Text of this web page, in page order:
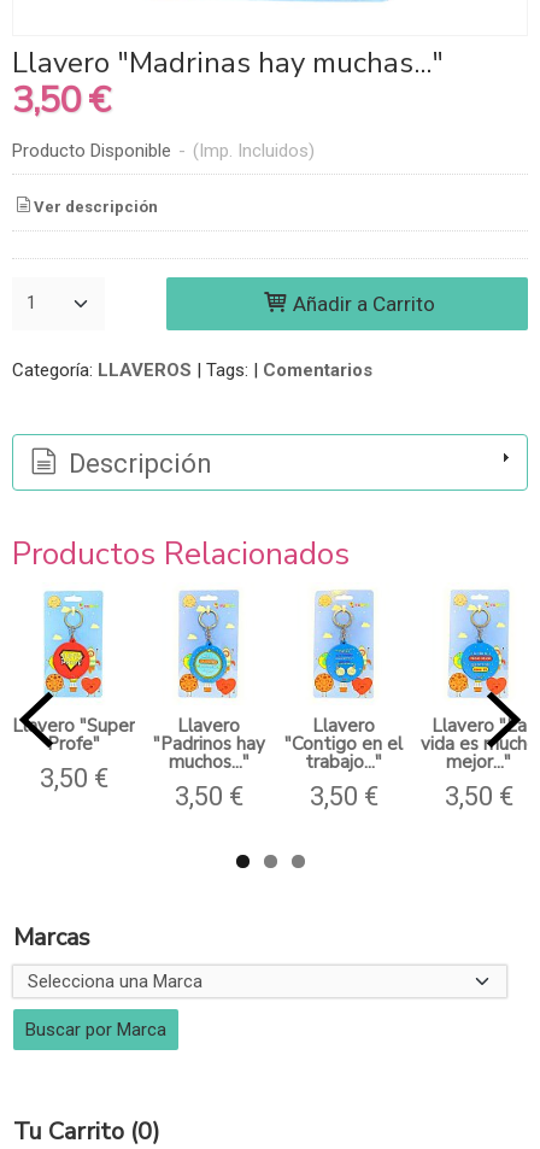
Marcas
Tu Carrito (0)
Llavero "Madrinas hay muchas..."
3,50 €
Producto Disponible - (Imp. Incluidos)
Ver descripción
Añadir a Carrito
Categoría: LLAVEROS | Tags: | Comentarios
Descripción
Productos Relacionados
Llavero "Super
Profe"
3,50 €
Llavero
"Padrinos hay
muchos..."
3,50 €
Llavero
"Contigo en el
trabajo..."
3,50 €
Llavero "La
vida es mucho
mejor..."
3,50 €